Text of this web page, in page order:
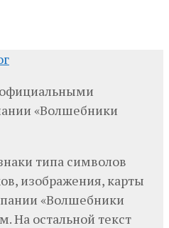
официальными
«Волшебники
типа символов
изображения, карты
«Волшебники
На остальной текст